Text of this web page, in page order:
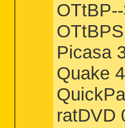
Picasa
Quake
ratDVD